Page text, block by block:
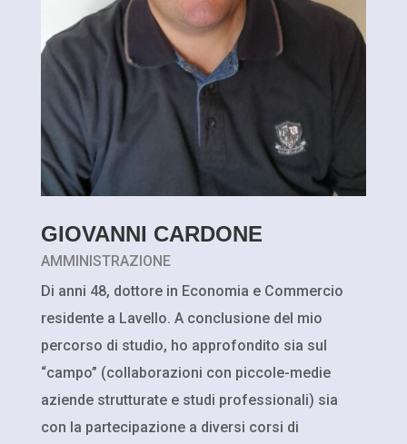
GIOVANNI CARDONE
AMMINISTRAZIONE
Di anni 48, dottore in Economia e Commercio
residente a Lavello. A conclusione del mio
percorso di studio, ho approfondito sia sul
“campo” (collaborazioni con piccole-medie
aziende strutturate e studi professionali) sia
con la partecipazione a diversi corsi di